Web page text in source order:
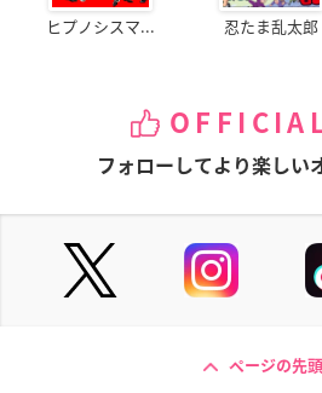
ヒプノシスマ... 忍たま乱太郎
フォローしてより楽しい
ページの先